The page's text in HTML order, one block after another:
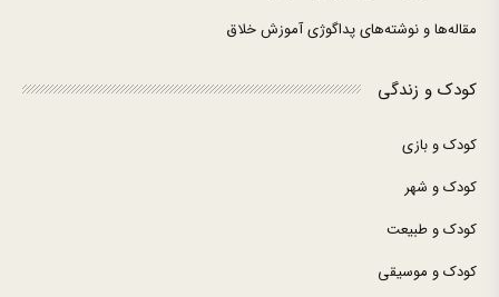
مقاله‌ها و نوشته‌های پداگوژی آموزش خلاق
کودک و زندگی
کودک و بازی
کودک و شهر
کودک و طبیعت
کودک و موسیقی